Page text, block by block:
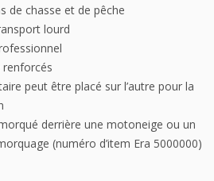
de chasse et de pêche
lourd
renforcés
peut être placé sur l’autre pour la
derrière une motoneige ou un
(numéro d’item Era 5000000)